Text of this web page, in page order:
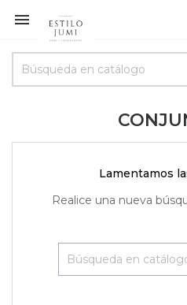

Lamentamos
Realice una nueva